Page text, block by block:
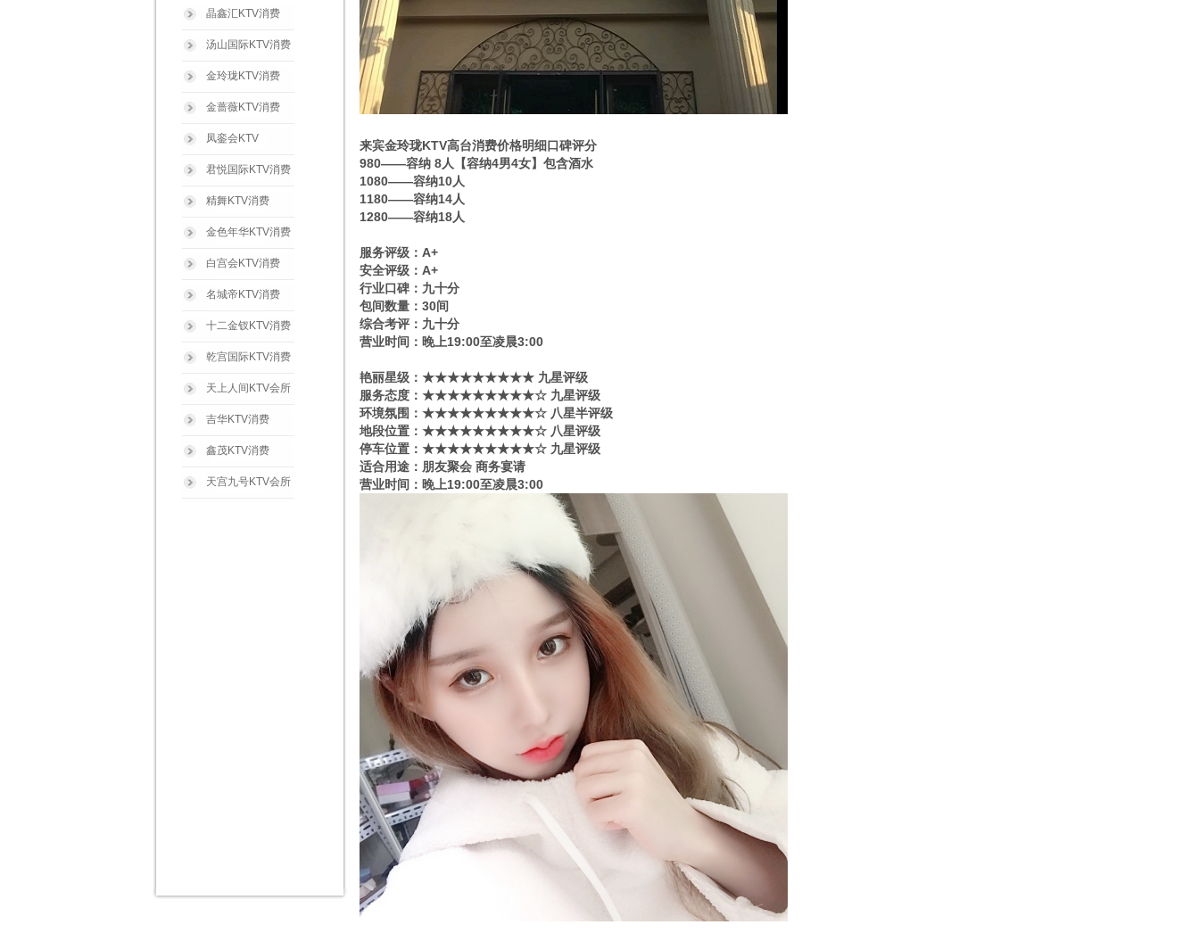
晶鑫汇KTV消费
汤山国际KTV消费
金玲珑KTV消费
金蔷薇KTV消费
凤銮会KTV
君悦国际KTV消费
精舞KTV消费
金色年华KTV消费
白宫会KTV消费
名城帝KTV消费
十二金钗KTV消费
乾宫国际KTV消费
天上人间KTV会所
吉华KTV消费
鑫茂KTV消费
天宫九号KTV会所
来宾金玲珑KTV高台消费价格明细口碑评分
980——容纳 8人【容纳4男4女】包含酒水
1080——容纳10人
1180——容纳14人
1280——容纳18人
服务评级：A+
安全评级：A+
行业口碑：九十分
包间数量：30间
综合考评：九十分
营业时间：晚上19:00至凌晨3:00
艳丽星级​‌‌：★★★★★★★★★ 九星评级
服务态度：★★★★★★★★★☆ 九星评级
环境氛围：★★★★★★★★★☆ 八星半评级
地段位置：★★★★★★★★★☆ 八星评级
停车位置：★★★★★★★★★☆ 九星评级
适合用途：朋友聚会 商务宴请
营业时间：晚上19:00至凌晨3:00